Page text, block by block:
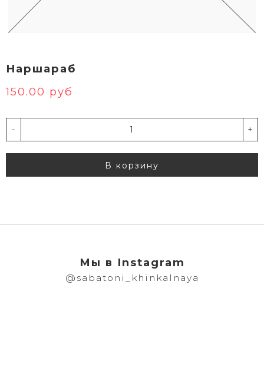
Наршараб
150.00 руб
- +
В корзину
Мы в Instagram
@sabatoni_khinkalnaya